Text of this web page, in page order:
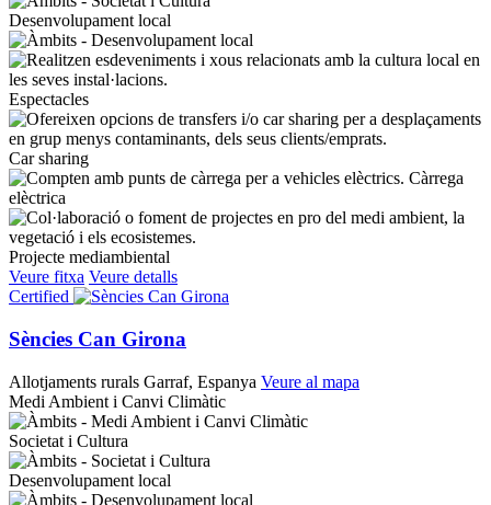
Desenvolupament local
Espectacles
Car sharing
Càrrega
elèctrica
Projecte mediambiental
Veure fitxa Veure detalls
Certified
Sències Can Girona
Allotjaments rurals Garraf, Espanya Veure al mapa
Medi Ambient i Canvi Climàtic
Societat i Cultura
Desenvolupament local